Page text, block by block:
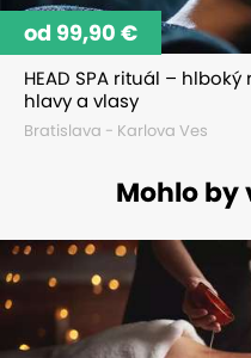
HEAD SPA rituál –
hlavy a vlasy
Bratislava - Karlova Ves
od 99,90 €
Mohlo by